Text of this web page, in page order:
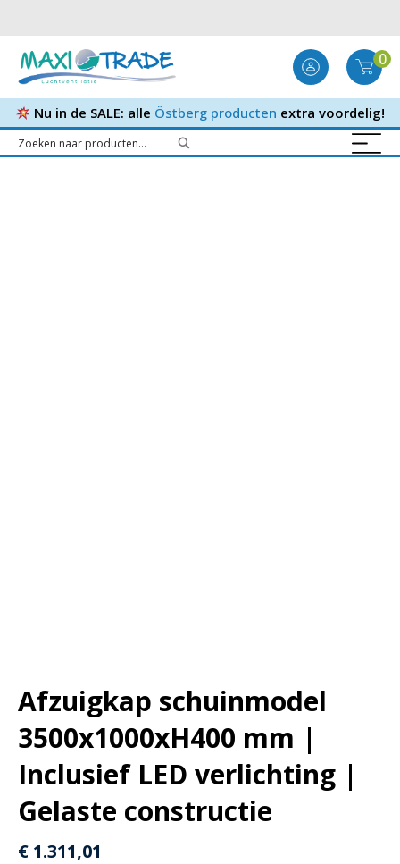
0
Nu in de SALE: alle Östberg producten extra voordelig!
Afzuigkap schuinmodel
3500x1000xH400 mm |
Inclusief LED verlichting |
Gelaste constructie
€ 1.311,01